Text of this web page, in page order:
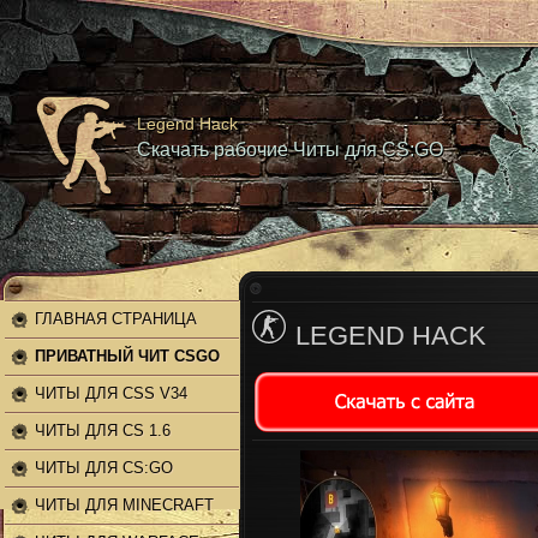
Legend Hack
Скачать рабочие Читы для CS:GO
ГЛАВНАЯ СТРАНИЦА
ПРИВАТНЫЙ ЧИТ CSGO
ЧИТЫ ДЛЯ CSS V34
ЧИТЫ ДЛЯ CS 1.6
ЧИТЫ ДЛЯ CS:GO
ЧИТЫ ДЛЯ MINECRAFT
LEGEND HACK